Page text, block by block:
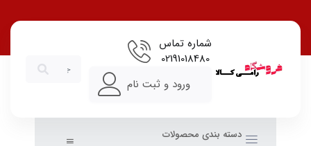
شماره تماس
02191018480
ورود و ثبت نام
دسته بندی محصولات